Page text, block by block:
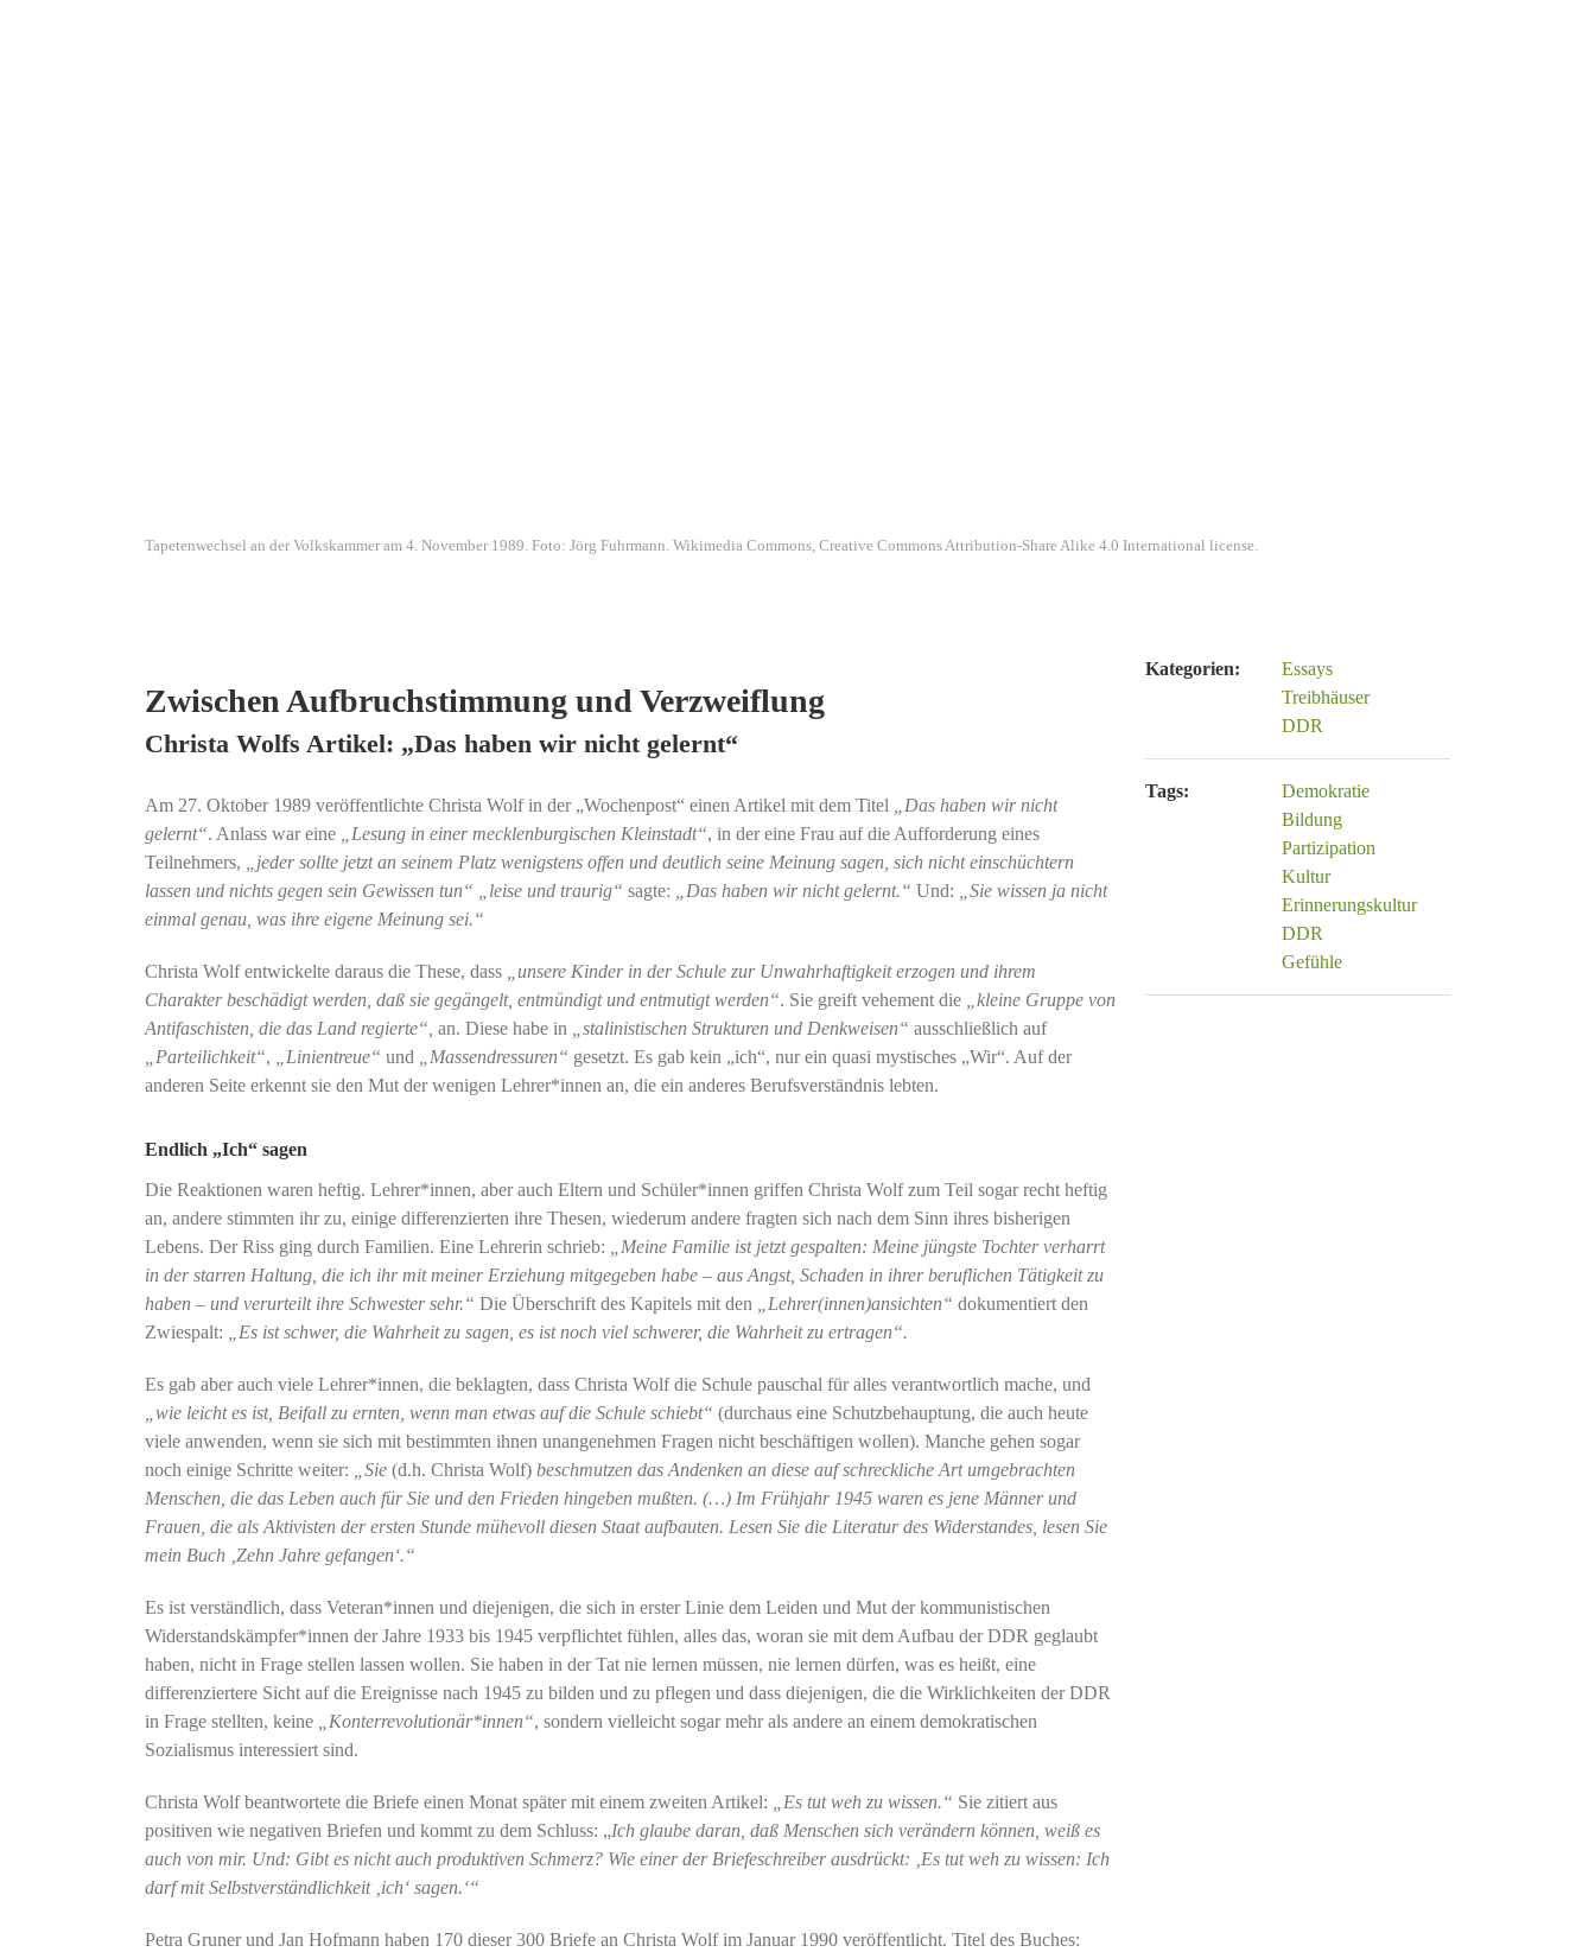
Tapetenwechsel an der Volkskammer am 4. November 1989. Foto: Jörg Fuhrmann. Wikimedia Commons, Creative Commons Attribution-Share Alike 4.0 International license.
Zwischen Aufbruchstimmung und Verzweiflung
Christa Wolfs Artikel: „Das haben wir nicht gelernt“
Am 27. Oktober 1989 veröffentlichte Christa Wolf in der „Wochenpost“ einen Artikel mit dem Titel
„Das haben wir nicht
gelernt“. Anlass war eine „Lesung in einer mecklenburgischen Kleinstadt“, in der eine Frau auf die Aufforderung eines
Teilnehmers,
„jeder sollte jetzt an seinem Platz wenigstens offen und deutlich seine Meinung sagen, sich nicht einschüchtern
lassen und nichts gegen sein Gewissen tun“
„leise und traurig“ sagte: „Das haben wir nicht gelernt.“ Und:
„Sie wissen ja nicht
einmal genau, was ihre eigene Meinung sei.“
Christa Wolf entwickelte daraus die These, dass
„unsere Kinder in der Schule zur Unwahrhaftigkeit erzogen und ihrem
Charakter beschädigt werden, daß sie gegängelt, entmündigt und entmutigt werden“. Sie greift vehement die
„kleine Gruppe von
Antifaschisten, die das Land regierte“, an. Diese habe in „stalinistischen Strukturen und Denkweisen“ ausschließlich auf
„Parteilichkeit“, „Linientreue“ und „Massendressuren“ gesetzt. Es gab kein „ich“, nur ein quasi mystisches „Wir“. Auf der
anderen Seite erkennt sie den Mut der wenigen Lehrer*innen an, die ein anderes Berufsverständnis lebten.
Endlich „Ich“ sagen
Die Reaktionen waren heftig. Lehrer*innen, aber auch Eltern und Schüler*innen griffen Christa Wolf zum Teil sogar recht heftig
an, andere stimmten ihr zu, einige differenzierten ihre Thesen, wiederum andere fragten sich nach dem Sinn ihres bisherigen
Lebens. Der Riss ging durch Familien. Eine Lehrerin schrieb:
„Meine Familie ist jetzt gespalten: Meine jüngste Tochter verharrt
in der starren Haltung, die ich ihr mit meiner Erziehung mitgegeben habe – aus Angst, Schaden in ihrer beruflichen Tätigkeit zu
haben – und verurteilt ihre Schwester sehr.“ Die Überschrift des Kapitels mit den „Lehrer(innen)ansichten“ dokumentiert den
Zwiespalt:
„Es ist schwer, die Wahrheit zu sagen, es ist noch viel schwerer, die Wahrheit zu ertragen“.
Es gab aber auch viele Lehrer*innen, die beklagten, dass Christa Wolf die Schule pauschal für alles verantwortlich mache, und
„wie leicht es ist, Beifall zu ernten, wenn man etwas auf die Schule schiebt“ (durchaus eine Schutzbehauptung, die auch heute
viele anwenden, wenn sie sich mit bestimmten ihnen unangenehmen Fragen nicht beschäftigen wollen). Manche gehen sogar
noch einige Schritte weiter:
„Sie (d.h. Christa Wolf) beschmutzen das Andenken an diese auf schreckliche Art umgebrachten
Menschen, die das Leben auch für Sie und den Frieden hingeben mußten. (…) Im Frühjahr 1945 waren es jene Männer und
Frauen, die als Aktivisten der ersten Stunde mühevoll diesen Staat aufbauten. Lesen Sie die Literatur des Widerstandes, lesen Sie
mein Buch ‚Zehn Jahre gefangen‘.“
Es ist verständlich, dass Veteran*innen und diejenigen, die sich in erster Linie dem Leiden und Mut der kommunistischen
Widerstandskämpfer*innen der Jahre 1933 bis 1945 verpflichtet fühlen, alles das, woran sie mit dem Aufbau der DDR geglaubt
haben, nicht in Frage stellen lassen wollen. Sie haben in der Tat nie lernen müssen, nie lernen dürfen, was es heißt, eine
differenziertere Sicht auf die Ereignisse nach 1945 zu bilden und zu pflegen und dass diejenigen, die die Wirklichkeiten der DDR
in Frage stellten, keine
„Konterrevolutionär*innen“, sondern vielleicht sogar mehr als andere an einem demokratischen
Sozialismus interessiert sind.
Christa Wolf beantwortete die Briefe einen Monat später mit einem zweiten Artikel: „Es tut weh zu wissen.“ Sie zitiert aus
positiven wie negativen Briefen und kommt zu dem Schluss: „Ich glaube daran, daß Menschen sich verändern können, weiß es
auch von mir. Und: Gibt es nicht auch produktiven Schmerz? Wie einer der Briefeschreiber ausdrückt: ‚Es tut weh zu wissen: Ich
darf mit Selbstverständlichkeit ‚ich‘ sagen.‘“
Petra Gruner und Jan Hofmann haben 170 dieser 300 Briefe an Christa Wolf im Januar 1990 veröffentlicht. Titel des Buches:
Kategorien:
Essays
Treibhäuser
DDR
Tags:
Demokratie
Bildung
Partizipation
Kultur
Erinnerungskultur
DDR
Gefühle